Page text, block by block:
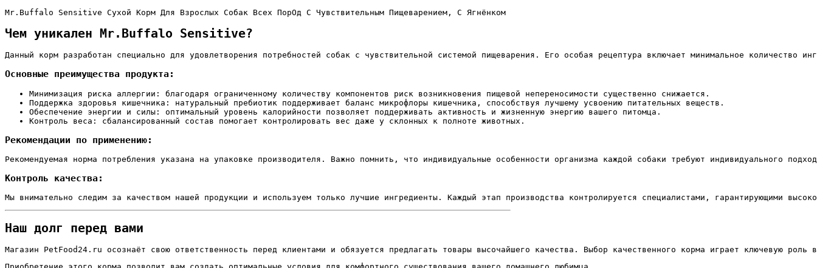
Mr.Buffalo Sensitive Сухой Корм Для Взрослых Собак Всех ПорОд С Чувствительным Пищеварением, С Ягнёнком
Чем уникален Mr.Buffalo Sensitive?
Данный корм разработан специально для удовлетворения потребностей собак с чувствительной системой пищеварения. Его особая рецептура включает минимальное
Основные преимущества продукта:
Минимизация риска аллергии: благодаря ограниченному количеству компонентов риск возникновения пищевой непереносимости существенно снижается.
Поддержка здоровья кишечника: натуральный пребиотик поддерживает баланс микрофлоры кишечника, способствуя лучшему усвоению питательных веществ.
Обеспечение энергии и силы: оптимальный уровень калорийности позволяет поддерживать активность и жизненную энергию вашего питомца.
Контроль веса: сбалансированный состав помогает контролировать вес даже у склонных к полноте животных.
Рекомендации по применению:
Рекомендуемая норма потребления указана на упаковке производителя. Важно помнить, что индивидуальные особенности организма каждой собаки требуют индивидуального
Контроль качества:
Мы внимательно следим за качеством нашей продукции и используем только лучшие ингредиенты. Каждый этап производства контролируется специалистами, гарантирующими
Наш долг перед вами
Магазин PetFood24.ru осознаёт свою ответственность перед клиентами и обязуется предлагать товары высочайшего качества. Выбор качественного корма играет ключевую